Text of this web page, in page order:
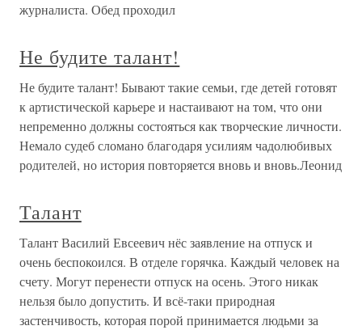
журналиста. Обед проходил
Не будите талант!
Не будите талант! Бывают такие семьи, где детей готовят
к артистической карьере и настаивают на том, что они
непременно должны состояться как творческие личности.
Немало судеб сломано благодаря усилиям чадолюбивых
родителей, но история повторяется вновь и вновь.Леонид
Талант
Талант Василий Евсеевич нёс заявление на отпуск и
очень беспокоился. В отделе горячка. Каждый человек на
счету. Могут перенести отпуск на осень. Этого никак
нельзя было допустить. И всё-таки природная
застенчивость, которая порой принимается людьми за